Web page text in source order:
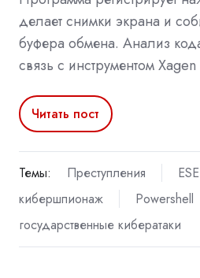
делает снимки экрана и
буфера обмена. Анализ
связь с инструментом
Читать пост
Темы: Преступления
кибершпионаж
Powershell
государственные кибератаки